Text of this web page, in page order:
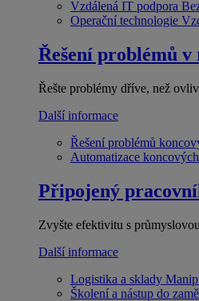
Vzdálená IT podpora
Operační technologie
Řešení problémů v
Řešte problémy dříve, než
Další informace
Řešení problémů
Automatizace
Připojený
Zvyšte efektivitu s
Další informace
Logistika a sklady
Školení a nástup do